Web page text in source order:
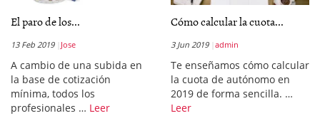
El paro de los...
13 Feb 2019 Jose
A cambio de una subida en
la base de cotización
mínima, todos los
profesionales … Leer
Cómo calcular la cuota...
3 Jun 2019 admin
Te enseñamos cómo calcular
la cuota de autónomo en
2019 de forma sencilla. …
Leer